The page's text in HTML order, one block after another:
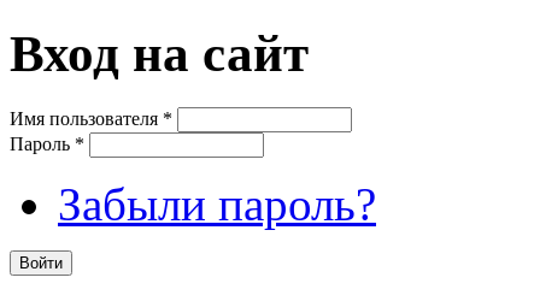
Вход на сайт
Имя пользователя *
Пароль *
Забыли пароль?